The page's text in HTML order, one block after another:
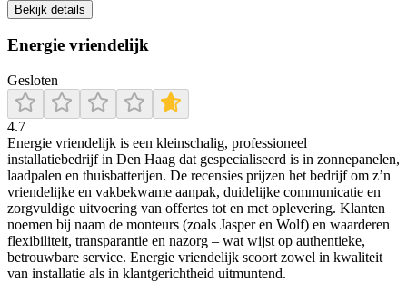
Bekijk details
Energie vriendelijk
Gesloten
4.7
Energie vriendelijk is een kleinschalig, professioneel
installatiebedrijf in Den Haag dat gespecialiseerd is in zonnepanelen,
laadpalen en thuisbatterijen. De recensies prijzen het bedrijf om z’n
vriendelijke en vakbekwame aanpak, duidelijke communicatie en
zorgvuldige uitvoering van offertes tot en met oplevering. Klanten
noemen bij naam de monteurs (zoals Jasper en Wolf) en waarderen
flexibiliteit, transparantie en nazorg – wat wijst op authentieke,
betrouwbare service. Energie vriendelijk scoort zowel in kwaliteit
van installatie als in klantgerichtheid uitmuntend.